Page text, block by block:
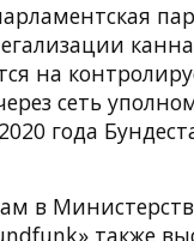
на
сеть
года
в
также